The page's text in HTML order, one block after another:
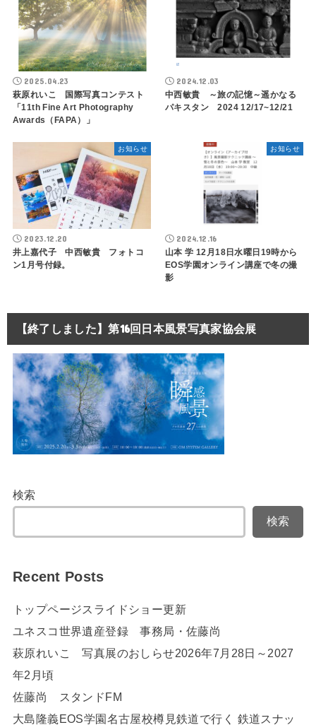
2025.04.23
萩原れいこ 国際写真コンテスト
「11th Fine Art Photography
Awards（FAPA）」
2024.12.03
中西敏貴 ～旅の記憶～遥かなる
パキスタン 2024 12/17~12/21
お知らせ
2023.12.20
井上嘉代子 中西敏貴 フォトコ
ン1月号付録。
お知らせ
2024.12.16
山本 学 12月18日水曜日19時から
EOS学園オンライン講座で冬の撮
影
【終了しました】第16回日本風景写真家協会展
検索
検索
Recent Posts
トップページスライドショー更新
ユネスコ世界遺産登録 事務局・佐藤尚
萩原れいこ 写真展のおしらせ2026年7月28日～2027
年2月頃
佐藤尚 スタンドFM
大島隆義EOS学園名古屋校樽見鉄道で行く 鉄道スナッ